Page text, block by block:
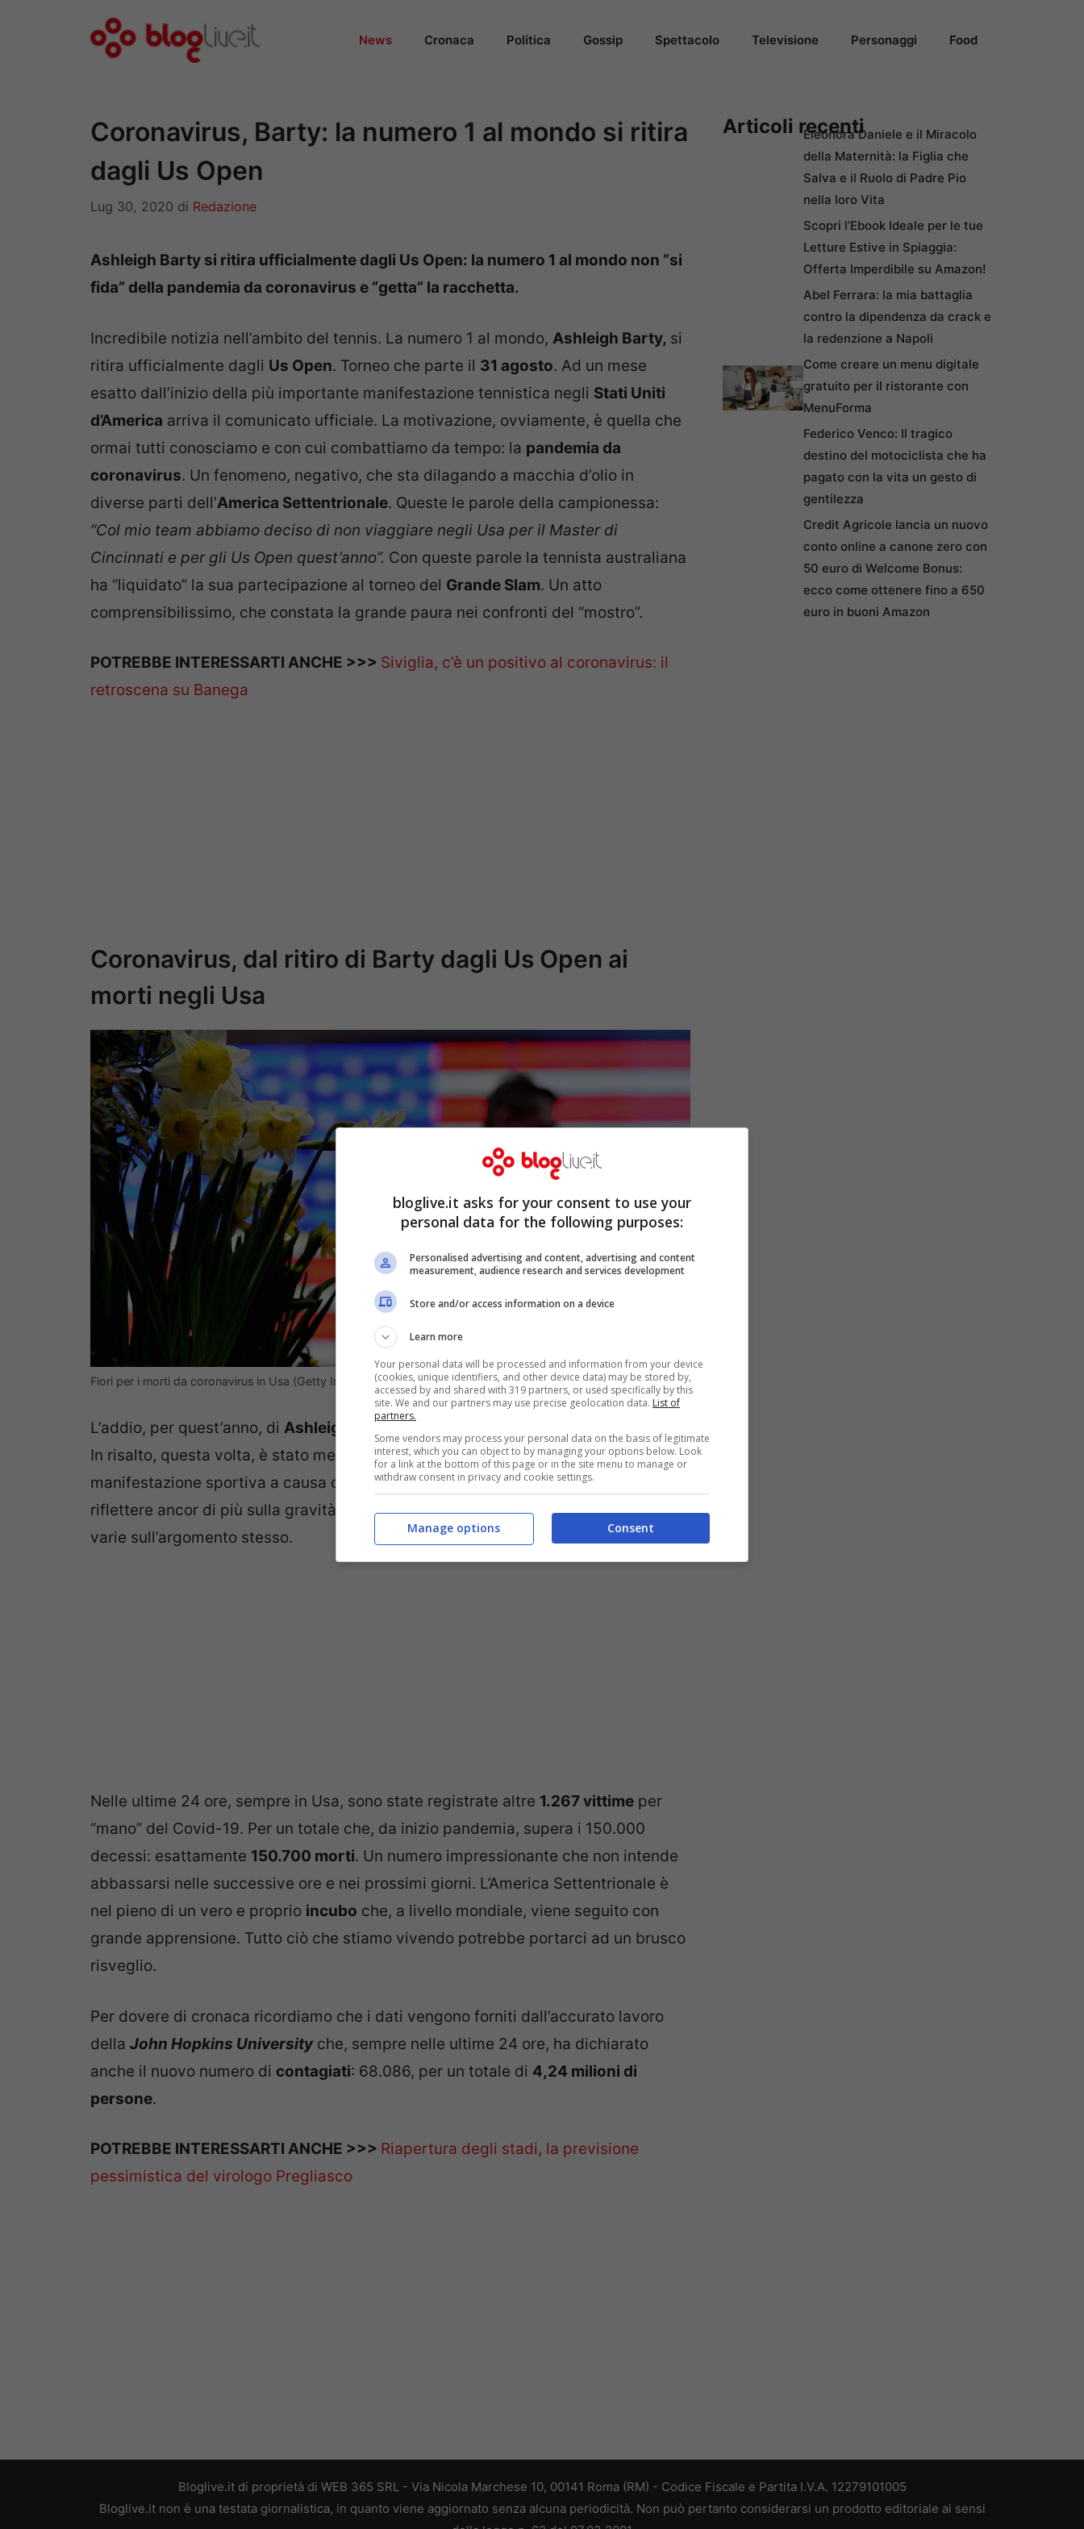
News Cronaca Politica Gossip Spettacolo Televisione Personaggi Food
Coronavirus, Barty: la numero 1 al mondo si ritira
dagli Us Open
Lug 30, 2020 di Redazione
Ashleigh Barty si ritira ufficialmente dagli Us Open: la numero 1 al mondo non “si
fida” della pandemia da coronavirus e “getta” la racchetta.
Incredibile notizia nell’ambito del tennis. La numero 1 al mondo, Ashleigh Barty, si
ritira ufficialmente dagli Us Open. Torneo che parte il 31 agosto. Ad un mese
esatto dall’inizio della più importante manifestazione tennistica negli Stati Uniti
d’America arriva il comunicato ufficiale. La motivazione, ovviamente, è quella che
ormai tutti conosciamo e con cui combattiamo da tempo: la pandemia da
coronavirus. Un fenomeno, negativo, che sta dilagando a macchia d’olio in
diverse parti dell’America Settentrionale. Queste le parole della campionessa:
“Col mio team abbiamo deciso di non viaggiare negli Usa per il Master di
Cincinnati e per gli Us Open quest’anno”. Con queste parole la tennista australiana
ha “liquidato” la sua partecipazione al torneo del Grande Slam. Un atto
comprensibilissimo, che constata la grande paura nei confronti del “mostro”.
POTREBBE INTERESSARTI ANCHE >>> Siviglia, c’è un positivo al coronavirus: il
retroscena su Banega
Coronavirus, dal ritiro di Barty dagli Us Open ai
morti negli Usa
Fiori per i morti da coronavirus in Usa (Getty Images)
L’addio, per quest’anno, di Ashleigh Barty
In risalto, questa volta, è stato messo un vero e proprio ritiro da una
manifestazione sportiva a causa del
coronavirus. Dato che dovrebbe indurre a
riflettere ancor di più sulla gravità della situazione, senza troppi screzi e battutine
varie sull’argomento stesso.
Nelle ultime 24 ore, sempre in Usa, sono state registrate altre 1.267 vittime per
“mano” del Covid-19. Per un totale che, da inizio pandemia, supera i 150.000
decessi: esattamente 150.700 morti. Un numero impressionante che non intende
abbassarsi nelle successive ore e nei prossimi giorni. L’America Settentrionale è
nel pieno di un vero e proprio incubo che, a livello mondiale, viene seguito con
grande apprensione. Tutto ciò che stiamo vivendo potrebbe portarci ad un brusco
risveglio.
Per dovere di cronaca ricordiamo che i dati vengono forniti dall’accurato lavoro
della John Hopkins University che, sempre nelle ultime 24 ore, ha dichiarato
anche il nuovo numero di contagiati: 68.086, per un totale di 4,24 milioni di
persone.
POTREBBE INTERESSARTI ANCHE >>> Riapertura degli stadi, la previsione
pessimistica del virologo Pregliasco
Articoli recentiEleonora Daniele e il Miracolo
della Maternità: la Figlia che
Salva e il Ruolo di Padre Pio
nella loro Vita
Scopri l’Ebook Ideale per le tue
Letture Estive in Spiaggia:
Offerta Imperdibile su Amazon!
Abel Ferrara: la mia battaglia
contro la dipendenza da crack e
la redenzione a Napoli
Come creare un menu digitale
gratuito per il ristorante con
MenuForma
Federico Venco: Il tragico
destino del motociclista che ha
pagato con la vita un gesto di
gentilezza
Credit Agricole lancia un nuovo
conto online a canone zero con
50 euro di Welcome Bonus:
ecco come ottenere fino a 650
euro in buoni Amazon
Bloglive.it di proprietà di WEB 365 SRL - Via Nicola Marchese 10, 00141 Roma (RM) - Codice Fiscale e Partita I.V.A. 12279101005
Bloglive.it non è una testata giornalistica, in quanto viene aggiornato senza alcuna periodicità. Non può pertanto considerarsi un prodotto editoriale ai sensi
bloglive.it asks for your consent to use your
personal data for the following purposes:
Personalised advertising and content, advertising and content
measurement, audience research and services development
Store and/or access information on a device
Learn more
Your personal data will be processed and information from your device
(cookies, unique identifiers, and other device data) may be stored by,
accessed by and shared with 319 partners, or used specifically by this
site. We and our partners may use precise geolocation data. List of
partners.
Some vendors may process your personal data on the basis of legitimate
interest, which you can object to by managing your options below. Look
for a link at the bottom of this page or in the site menu to manage or
withdraw consent in privacy and cookie settings.
Consent
Manage options